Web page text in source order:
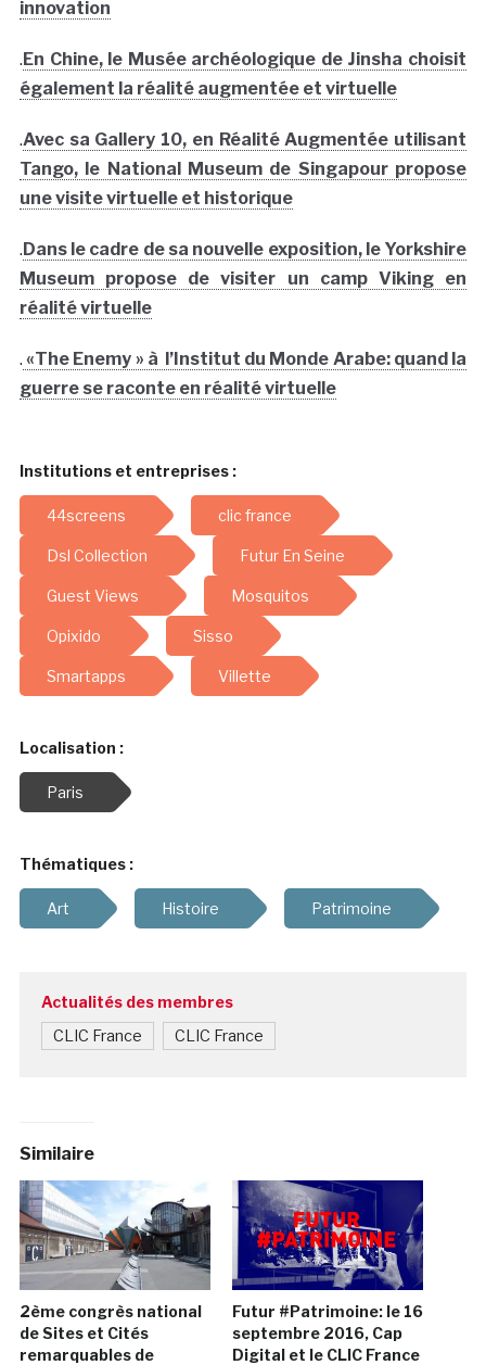
innovation
. En Chine, le Musée archéologique de Jinsha choisit
également la réalité augmentée et virtuelle
.Avec sa Gallery 10, en Réalité Augmentée utilisant
Tango, le National Museum de Singapour propose
une visite virtuelle et historique
. Dans le cadre de sa nouvelle exposition, le Yorkshire
Museum propose de visiter un camp Viking en
réalité virtuelle
. «The Enemy » à l’Institut du Monde Arabe: quand la
guerre se raconte en réalité virtuelle
Institutions et entreprises :
44screens clic france
Dsl Collection Futur En Seine
Guest Views Mosquitos
Opixido Sisso
Smartapps Villette
Localisation :
Paris
Thématiques :
Art Histoire Patrimoine
Actualités des membres
CLIC France CLIC France
Similaire
2ème congrès national
de Sites et Cités
remarquables de
Futur #Patrimoine: le 16
septembre 2016, Cap
Digital et le CLIC France